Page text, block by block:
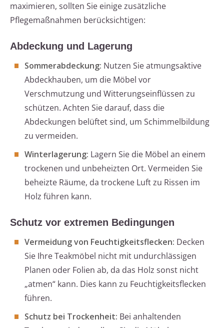
maximieren, sollten Sie einige zusätzliche
Pflegemaßnahmen berücksichtigen:
Abdeckung und Lagerung
Sommerabdeckung: Nutzen Sie atmungsaktive
Abdeckhauben, um die Möbel vor
Verschmutzung und Witterungseinflüssen zu
schützen. Achten Sie darauf, dass die
Abdeckungen belüftet sind, um Schimmelbildung
zu vermeiden.
Winterlagerung: Lagern Sie die Möbel an einem
trockenen und unbeheizten Ort. Vermeiden Sie
beheizte Räume, da trockene Luft zu Rissen im
Holz führen kann.
Schutz vor extremen Bedingungen
Vermeidung von Feuchtigkeitsflecken: Decken
Sie Ihre Teakmöbel nicht mit undurchlässigen
Planen oder Folien ab, da das Holz sonst nicht
„atmen“ kann. Dies kann zu Feuchtigkeitsflecken
führen.
Schutz bei Trockenheit: Bei anhaltenden